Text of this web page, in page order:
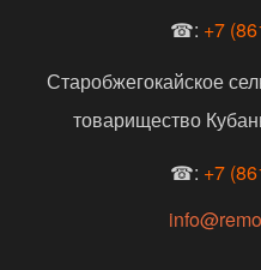
☎: +7
Старобжегокайское
товарищество
☎: +7